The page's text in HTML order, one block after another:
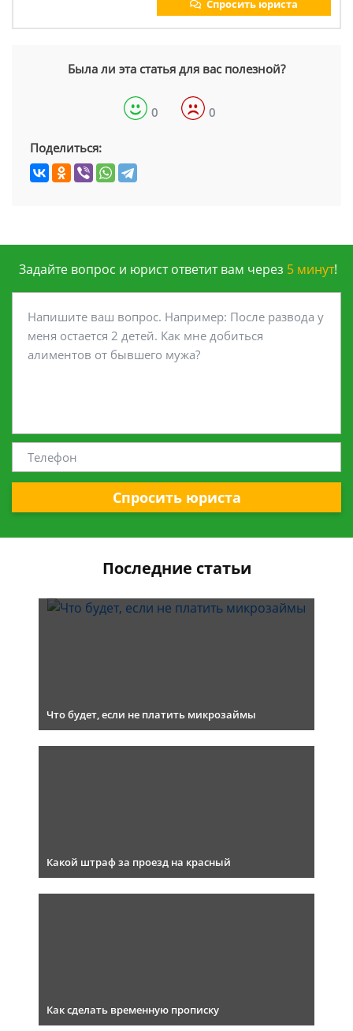
Спросить юриста
Была ли эта статья для вас полезной?
0 0
Поделиться:
Задайте вопрос и юрист ответит вам через 5 минут!
Спросить юриста
Последние статьи
Что будет, если не платить микрозаймы
Какой штраф за проезд на красный
Как сделать временную прописку